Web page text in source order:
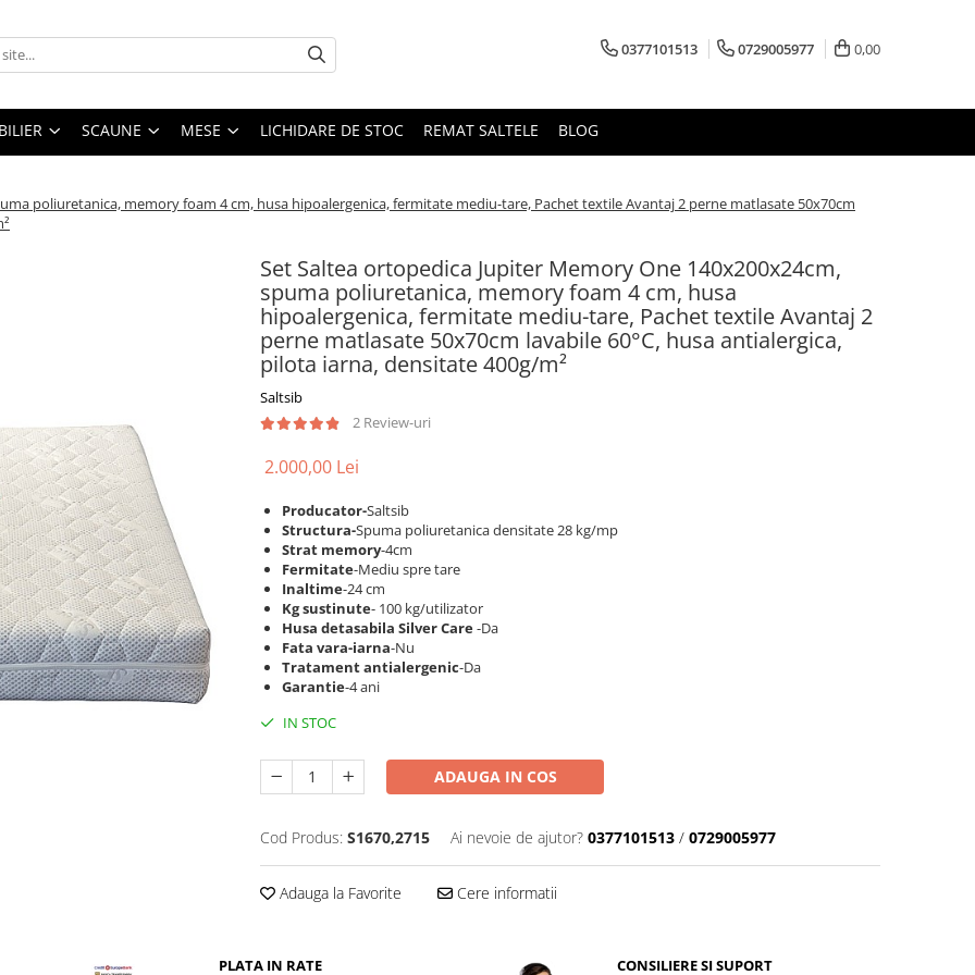
0377101513 0729005977 0,00
SCAUNE MESE LICHIDARE DE STOC REMAT SALTELE BLOG
poliuretanica, memory foam 4 cm, husa hipoalergenica, fermitate mediu-tare, Pachet textile Avantaj 2 perne matlasate 50x70cm
Set Saltea ortopedica Jupiter Memory One 140x200x24cm,
spuma poliuretanica, memory foam 4 cm, husa
hipoalergenica, fermitate mediu-tare, Pachet textile Avantaj 2
perne matlasate 50x70cm lavabile 60°C, husa antialergica,
pilota iarna, densitate 400g/m²
Saltsib
2 Review-uri
2.000,00 Lei
Producator-Saltsib
Structura-Spuma poliuretanica densitate 28 kg/mp
Strat memory-4cm
Fermitate-Mediu spre tare
Inaltime-24 cm
Kg sustinute- 100 kg/utilizator
Husa detasabila Silver Care-Da
Fata vara-iarna-Nu
Tratament antialergenic-Da
Garantie-4 ani
IN STOC
ADAUGA IN COS
Cod Produs: S1670,2715 Ai nevoie de ajutor? 0377101513 / 0729005977
Adauga la Favorite Cere informatii
PLATA IN RATE CONSILIERE SI SUPORT